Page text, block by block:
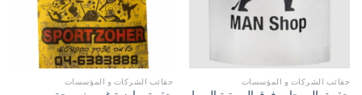
حقائب الشركات و المؤسسات حقائب الشركات و المؤسسات